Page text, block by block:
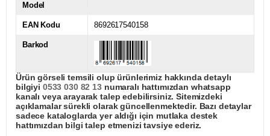
Model
EAN Kodu 8692617540158
Barkod
Ürün görseli temsili olup ürünlerimiz hakkında detaylı
bilgiyi 0533 030 82 13numaralı hattımızdan whatsapp
kanalı veya arayarak talep edebilirsiniz. Sitemizdeki
açıklamalar sürekli olarak güncellenmektedir. Bazı detaylar
sadece kataloglarda yer aldığı için mutlaka destek
hattımızdan bilgi talep etmenizi tavsiye ederiz.